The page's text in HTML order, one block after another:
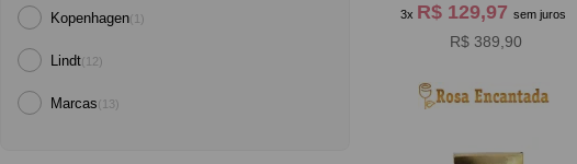
Kopenhagen(1)
Lindt(12)
Marcas(13)
3x R$ 129,97sem juros
R$ 389,90